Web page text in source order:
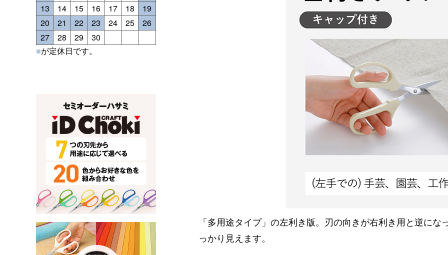
13
14 15 16 17 18
19
20
21 22 23 24 25
26
27
28 29
30
■が定休日です。
「多用途タイプ」の左利き版。刃の向きが右利き用と逆に
っかり見えます。